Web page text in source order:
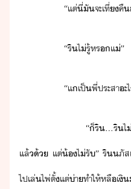
​“​แต่​ี่​ั​จะ​เที่
​ ​ ​ ​ ​ ​ ​ ​ ​ ​ ​“​ริ​ไ่รู้​หร​แ่​”
​“​แ​เป็​พี่​ประสา​
​“​็​ริ​...​ริ​ไ่รู้​
แล้้​ ​แต่​้​ไ่​รั​”​ ​ริ​ภั
ไป​เล่ไพ่​ตั้แต่​่า​ทำให้​หลื​เิ